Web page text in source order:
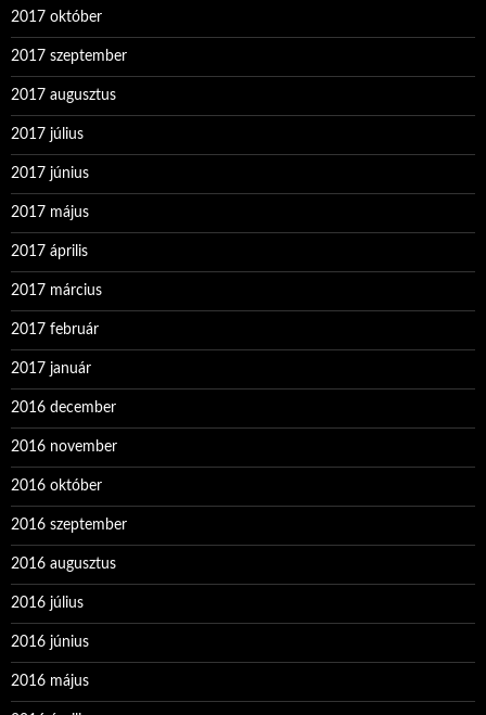
2017 október
2017 szeptember
2017 augusztus
2017 július
2017 június
2017 május
2017 április
2017 március
2017 február
2017 január
2016 december
2016 november
2016 október
2016 szeptember
2016 augusztus
2016 július
2016 június
2016 május